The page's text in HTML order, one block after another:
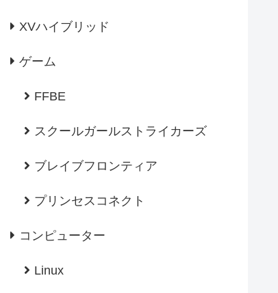
XVハイブリッド
ゲーム
FFBE
スクールガールストライカーズ
ブレイブフロンティア
プリンセスコネクト
コンピューター
Linux